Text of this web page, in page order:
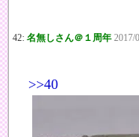
42: 名無しさん＠１周年 2017/
>>40